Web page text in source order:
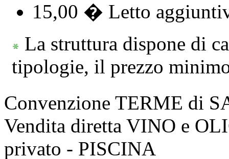
15,00 � Letto
La struttura dispone di
tipologie, il prezzo
Convenzione TERME di
Vendita diretta VINO e
privato - PISCINA